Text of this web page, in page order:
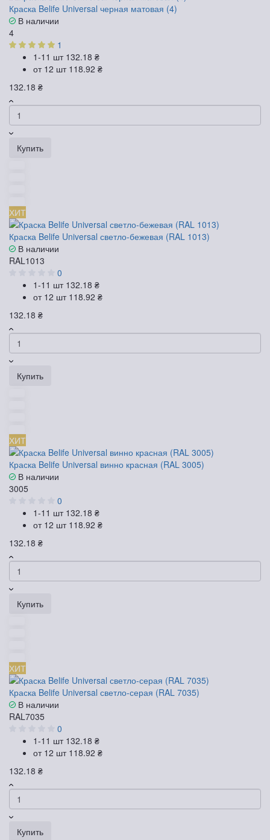
Краска Belife Universal черная матовая (4)
В наличии
4
1
1-11 шт 132.18 ₴
от 12 шт 118.92 ₴
132.18 ₴
Купить
ХИТ
Краска Belife Universal светло-бежевая (RAL 1013)
В наличии
RAL1013
0
1-11 шт 132.18 ₴
от 12 шт 118.92 ₴
132.18 ₴
Купить
ХИТ
Краска Belife Universal винно красная (RAL 3005)
В наличии
3005
0
1-11 шт 132.18 ₴
от 12 шт 118.92 ₴
132.18 ₴
Купить
ХИТ
Краска Belife Universal светло-серая (RAL 7035)
В наличии
RAL7035
0
1-11 шт 132.18 ₴
от 12 шт 118.92 ₴
132.18 ₴
Купить